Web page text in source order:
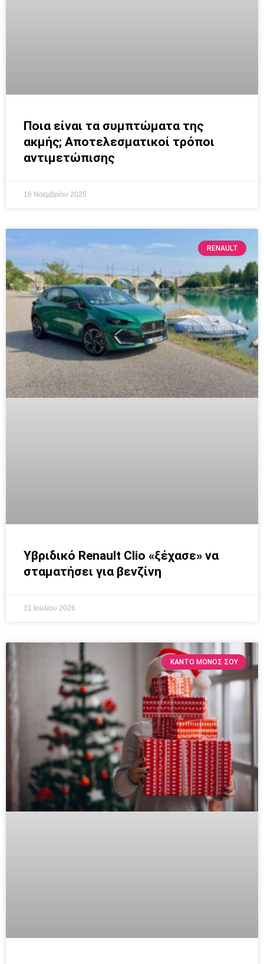
Ποια είναι τα συμπτώματα της
ακμής; Αποτελεσματικοί τρόποι
αντιμετώπισης
16 Νοεμβρίου 2025
RENAULT
Υβριδικό Renault Clio «ξέχασε» να
σταματήσει για βενζίνη
31 Ιουλίου 2026
ΚΆΝΤΟ ΜΌΝΟΣ ΣΟΥ